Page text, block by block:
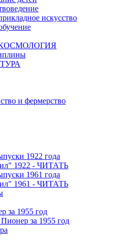
искусство
и фермерство
1922 года
1922 - ЧИТАТЬ
1961 года
1961 - ЧИТАТЬ
за 1955 год
за 1955 год